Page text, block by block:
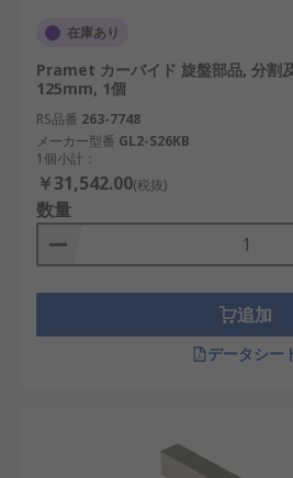
在庫あり
Pramet カーバイド 旋盤部品, 分割
125mm, 1個
RS品番 263-7748
メーカー型番 GL2-S26KB
1個小計：
￥31,542.00(税抜)
数量
追加
データシー